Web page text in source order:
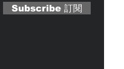
Subscribe 訂閱